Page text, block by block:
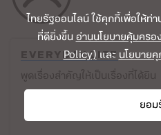
EVERYDAY LIFE
พูดเรื่องสำคัญให้เป็นเรื่องที่ได้ยิน
ไทยรัฐออนไลน์ ใช้คุกกี้เพื่อให้ท่
ที่ดียิ่งขึ้นอ่านนโยบายคุ้มคร
Policy)และนโยบาย
ยอ